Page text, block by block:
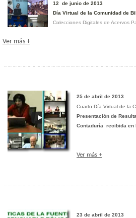
12 de junio de 2013
Día Virtual de la Comunidad de
Colecciones Digitales de Acervos
Ver más +
25 de abril de 2013
Cuarto Día Virtual de la
Presentación de
Contaduría recibida en
Ver más +
23 de abril de 2013